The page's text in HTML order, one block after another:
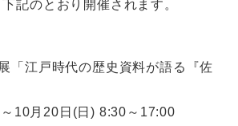
記のとおり開催されます。
「江戸時代の歴史資料が語る『佐
10月20日(日) 8:30～17:00